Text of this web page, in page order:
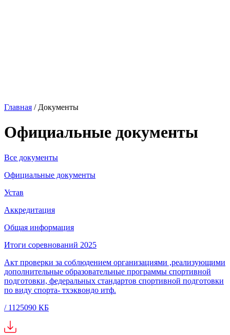
Главная / Документы
Официальные документы
Все документы
Официальные документы
Устав
Аккредитация
Общая информация
Итоги соревнований 2025
Акт проверки за соблюдением организациями ,реализующими
дополнительные образовательные программы спортивной
подготовки, федеральных стандартов спортивной подготовки
по виду спорта- тхэквондо итф.
/ 1125090 КБ